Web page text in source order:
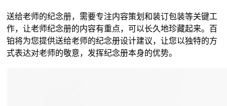
送给老师的纪念册，需要专注内容策划和装订包装等关键工
作，让老师纪念册的内容有重点，可以长久地珍藏起来。百
铂将为您提供送给老师的纪念册设计建议，让您以独特的方
式表达对老师的敬意，发挥纪念册本身的优势。